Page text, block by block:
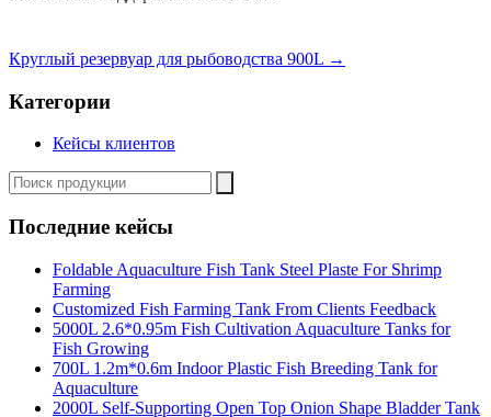
Круглый резервуар для рыбоводства 900L →
Категории
Кейсы клиентов
Последние кейсы
Foldable Aquaculture Fish Tank Steel Plaste For Shrimp
Farming
Customized Fish Farming Tank From Clients Feedback
5000L 2.6*0.95m Fish Cultivation Aquaculture Tanks for
Fish Growing
700L 1.2m*0.6m Indoor Plastic Fish Breeding Tank for
Aquaculture
2000L Self-Supporting Open Top Onion Shape Bladder Tank